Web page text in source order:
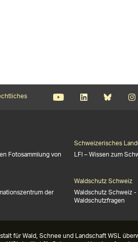
Fotosammlung von
Schweizerisches
LFI – Wissen zum
der
Waldschutz Schweiz
Waldschutz Schweiz
Waldschutzfragen
für Wald, Schnee und Landschaft WSL